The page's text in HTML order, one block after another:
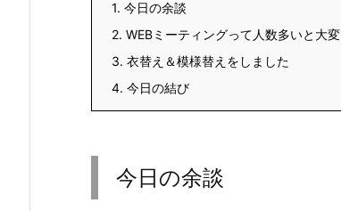
1. 今日の余談
2. WEBミーティングって人数多いと大変
3. 衣替え＆模様替えをしました
4. 今日の結び
今日の余談